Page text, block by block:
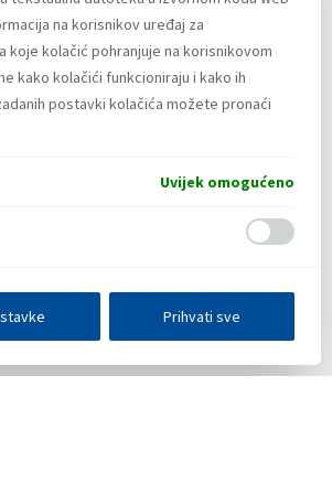
na korisnikov uređaj za
kolačić pohranjuje na korisnikovom
kako kolačići funkcioniraju i kako ih
postavki kolačića možete pronaći
Uvijek omogućeno
Prihvati sve